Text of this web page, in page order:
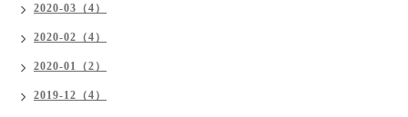
2020-03（4）
2020-02（4）
2020-01（2）
2019-12（4）